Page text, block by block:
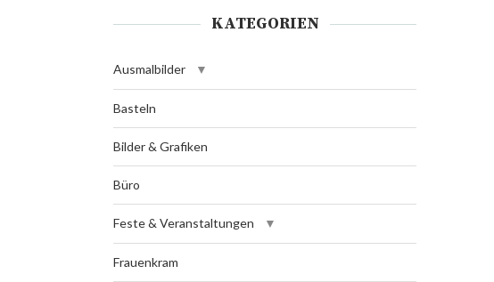
KATEGORIEN
Ausmalbilder
Basteln
Bilder & Grafiken
Büro
Feste & Veranstaltungen
Frauenkram